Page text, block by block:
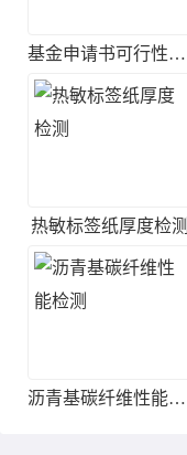
基金申请书可行性评估
热敏标签纸厚度检测
沥青基碳纤维性能检测